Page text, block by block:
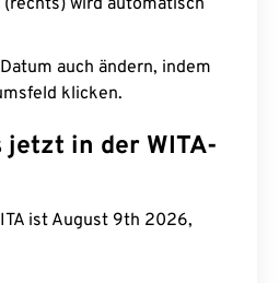
(rechts) wird automatisch
auch ändern, indem
klicken.
jetzt in der WITA-
ist August 9th 2026,